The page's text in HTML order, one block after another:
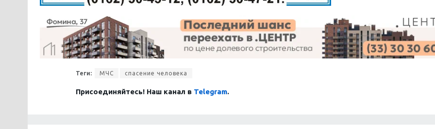
Теги: МЧС спасение человека
Присоединяйтесь! Наш канал в Telegram.